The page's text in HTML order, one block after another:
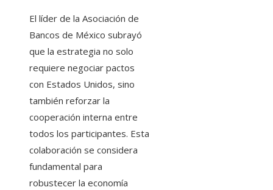
El líder de la Asociación de
Bancos de México subrayó
que la estrategia no solo
requiere negociar pactos
con Estados Unidos, sino
también reforzar la
cooperación interna entre
todos los participantes. Esta
colaboración se considera
fundamental para
robustecer la economía